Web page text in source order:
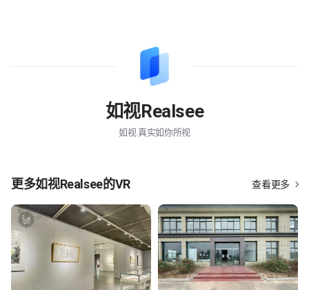
如视Realsee
如视 真实如你所视
更多如视Realsee的VR 查看更多